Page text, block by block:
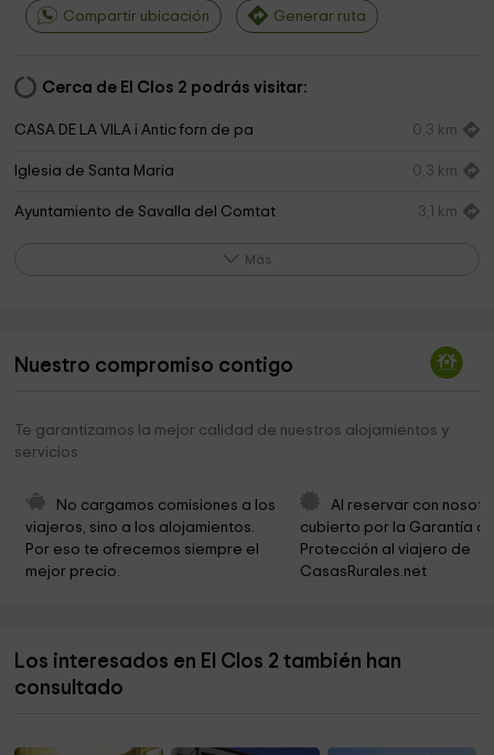
Compartir ubicación Generar ruta
Cerca de El Clos 2 podrás visitar:
CASA DE LA VILA i Antic forn de pa 0,3 km
Iglesia de Santa Maria 0,3 km
Ayuntamiento de Savalla del Comtat 3,1 km
Obagues del Riu Corb 4,1 km
Iglesia de Sant Joan Baptista
Iglesia de Sant Martí
Ayuntamiento de Les Piles
Iglesia de Sant Joan Baptista 4,7 km
Ayuntamiento de Fores
Más
Nuestro compromiso contigo
Te garantizamos la mejor calidad de nuestros alojamientos y
servicios
No cargamos comisiones a los
viajeros, sino a los alojamientos.
Por eso te ofrecemos siempre el
mejor precio.
Al reservar con
cubierto por la Garantía
Protección al viajero de
CasasRurales.net
Los interesados en El Clos 2 también han
consultado